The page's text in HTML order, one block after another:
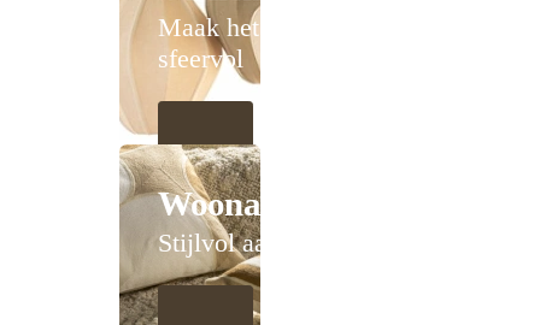
Maak het
sfeervol
Woonaccessoires
Stijlvol aanschuiven